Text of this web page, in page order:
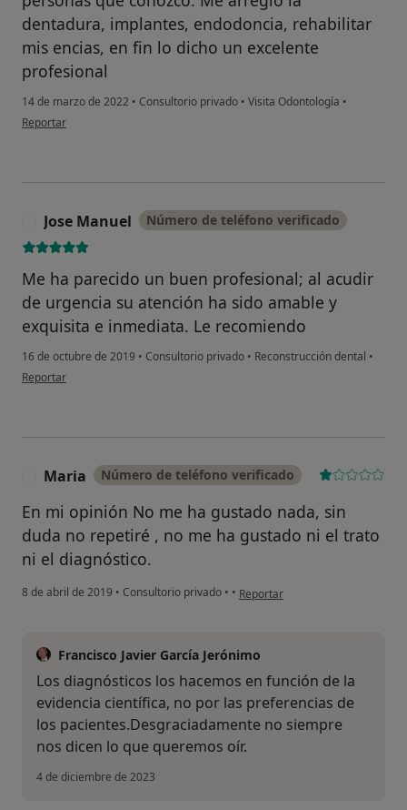
dentadura, implantes, endodoncia, rehabilitar
mis encias, en fin lo dicho un excelente
profesional
14 de marzo de 2022 • Consultorio privado • Visita Odontología •
en opinión del usuario Celedonio Silvestre
Reportar
Jose Manuel Número de teléfono verificado
Me ha parecido un buen profesional; al acudir
de urgencia su atención ha sido amable y
exquisita e inmediata. Le recomiendo
16 de octubre de 2019 • Consultorio privado • Reconstrucción dental •
en opinión del usuario Jose Manuel
Reportar
Maria Número de teléfono verificado
En mi opinión No me ha gustado nada, sin
duda no repetiré , no me ha gustado ni el trato
ni el diagnóstico.
8 de abril de 2019 • Consultorio privado • • en opinión del usuario Maria
Reportar
Francisco Javier García Jerónimo
Los diagnósticos los hacemos en función de la
evidencia científica, no por las preferencias de
los pacientes.Desgraciadamente no siempre
nos dicen lo que queremos oír.
4 de diciembre de 2023